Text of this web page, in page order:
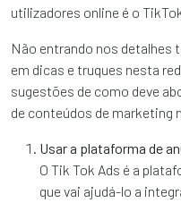
utilizadores online é o
Não entrando nos detalhes
em dicas e truques nesta
sugestões de como deve
de conteúdos de marketing
Usar a plataforma de
O Tik Tok Ads é a
que vai ajudá-lo a